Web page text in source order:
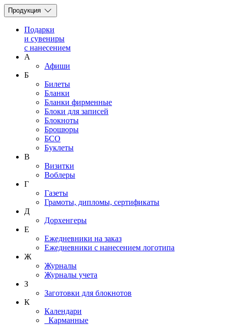
Продукция
Подарки
и сувениры
с нанесением
А
Афиши
Б
Билеты
Бланки
Бланки фирменные
Блоки для записей
Блокноты
Брошюры
БСО
Буклеты
В
Визитки
Воблеры
Г
Газеты
Грамоты, дипломы, сертификаты
Д
Дорхенгеры
Е
Ежедневники на заказ
Ежедневники с нанесением логотипа
Ж
Журналы
Журналы учета
З
Заготовки для блокнотов
К
Календари
Карманные